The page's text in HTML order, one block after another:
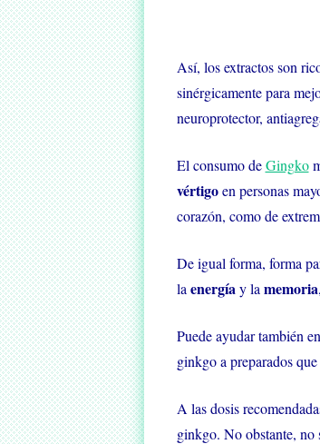
Así, los extractos son
sinérgicamente para
neuroprotector,
El consumo deGingko
vértigoen personas
corazón, como de
De igual forma, forma
la energía y la memoria
Puede ayudar también
ginkgo a preparados
A las dosis
ginkgo. No obstante, no